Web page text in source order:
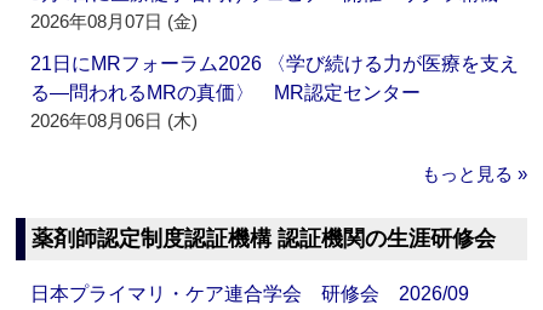
2026年08月07日 (金)
21日にMRフォーラム2026 〈学び続ける力が医療を支え
る―問われるMRの真価〉 MR認定センター
2026年08月06日 (木)
もっと見る »
薬剤師認定制度認証機構 認証機関の生涯研修会
日本プライマリ・ケア連合学会 研修会 2026/09